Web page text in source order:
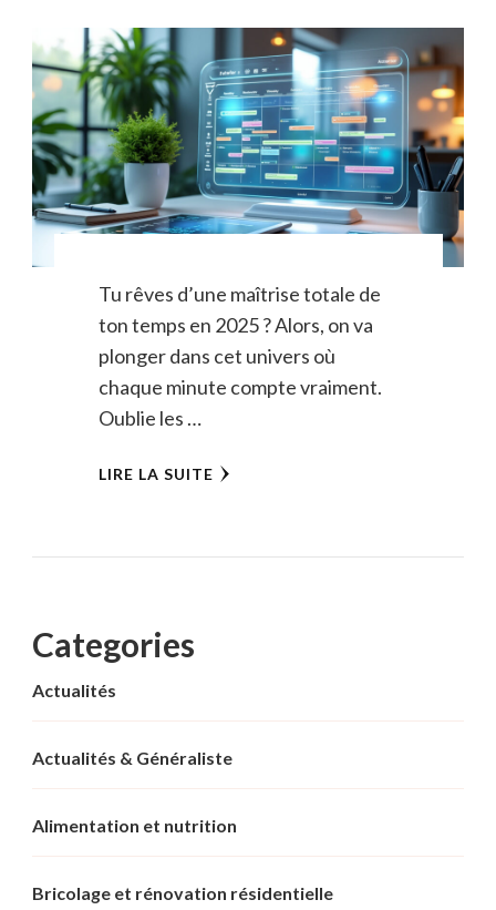
Tu rêves d’une maîtrise totale de
ton temps en 2025 ? Alors, on va
plonger dans cet univers où
chaque minute compte vraiment.
Oublie les …
LIRE LA SUITE
Categories
Actualités
Actualités & Généraliste
Alimentation et nutrition
Bricolage et rénovation résidentielle